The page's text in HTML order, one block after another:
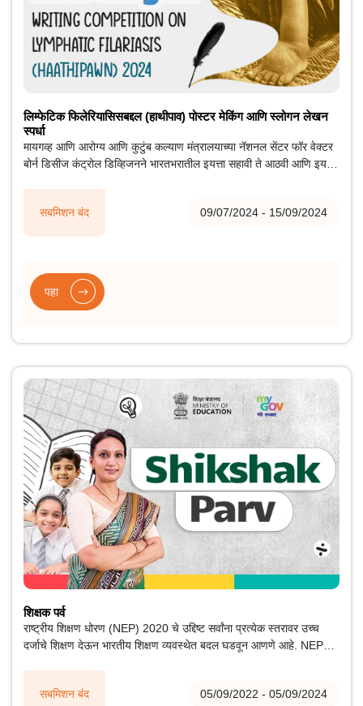
सबमिशन बंद 09/07/2024 - 15/09/2024
लिम्फेटिक फिलेरियासिसबद्दल (हाथीपाव) पोस्टर मेकिंग आणि स्लोगन लेखन
स्पर्धा
मायगव्ह आणि आरोग्य आणि कुटुंब कल्याण मंत्रालयाच्या नॅशनल सेंटर फॉर वेक्टर
बोर्न डिसीज कंट्रोल डिव्हिजनने भारतभरातील इयत्ता सहावी ते आठवी आणि इयत्ता
आमंत्रित केले आहे.
पहा
सबमिशन बंद 05/09/2022 - 05/09/2024
शिक्षक पर्व
राष्ट्रीय शिक्षण धोरण (NEP) 2020 चे उद्दिष्ट सर्वांना प्रत्येक स्तरावर उच्च
दर्जाचे शिक्षण देऊन भारतीय शिक्षण व्यवस्थेत बदल घडवून आणणे आहे. NEP
दृष्टिकोनाकडे वळावे. कौशल्याधारित शिक्षण आणि शिक्षणाला चालना देण्यासाठी